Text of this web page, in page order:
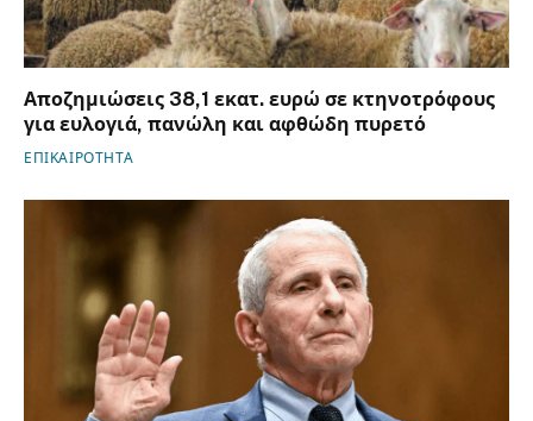
Αποζημιώσεις 38,1 εκατ. ευρώ σε κτηνοτρόφους
για ευλογιά, πανώλη και αφθώδη πυρετό
ΕΠΙΚΑΙΡΟΤΗΤΑ